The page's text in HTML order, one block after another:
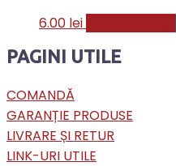
6.00 lei
PAGINI UTILE
COMANDĂ
GARANȚIE PRODUSE
LIVRARE ȘI RETUR
LINK-URI UTILE